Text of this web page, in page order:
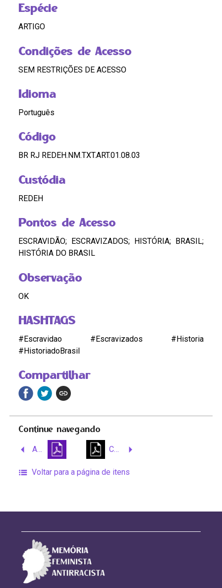
Compartilhar
Espécie
ARTIGO
Condições de Acesso
SEM RESTRIÇÕES DE ACESSO
Idioma
Português
Código
BR RJ REDEH.NM.TXT.ART.01.08.03
Custódia
REDEH
Pontos de Acesso
ESCRAVIDÃO; ESCRAVIZADOS; HISTÓRIA; BRASIL;
HISTÓRIA DO BRASIL
Observação
OK
HASHTAGS
#Escravidao #Escravizados #Historia
#HistoriadoBrasil
Continue navegando
A casa de Montesuma e a escravidão Cópia: O silêncio dos inocentes, 205 anos da revolução dos alfaiates / A revolta dos Búzios 1798-2003
Voltar para a página de itens